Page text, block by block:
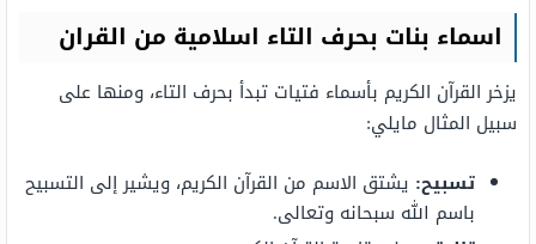
اسماء بنات بحرف التاء اسلامية من القران
يزخر القرآن الكريم بأسماء فتيات تبدأ بحرف التاء، ومنها على
سبيل المثال مايلي:
تسبيح: يشتق الاسم من القرآن الكريم، ويشير إلى التسبيح
باسم الله سبحانه وتعالى.